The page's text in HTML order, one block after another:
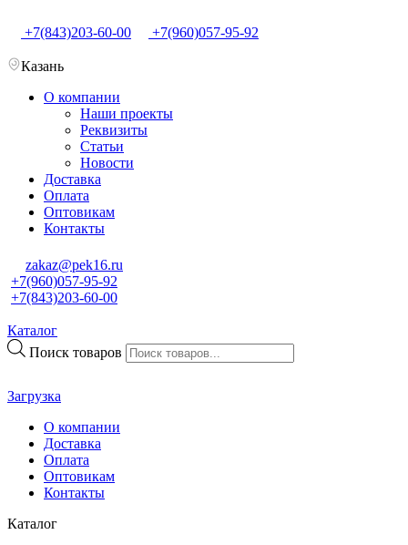
+7(843)203-60-00 +7(960)057-95-92
Казань
О компании
Наши проекты
Реквизиты
Статьи
Новости
Доставка
Оплата
Оптовикам
Контакты
zakaz@pek16.ru
+7(960)057-95-92
+7(843)203-60-00
Каталог
Поиск товаров
Загрузка
О компании
Доставка
Оплата
Оптовикам
Контакты
Каталог